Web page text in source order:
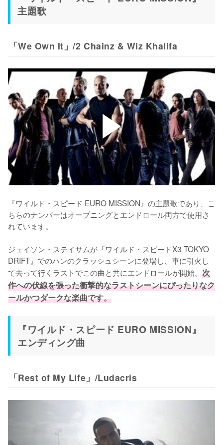
主題歌
「We Own It」/2 Chainz & Wiz Khalifa
『ワイルド・スピード EURO MISSION』の主題歌であり、こ
ちらのナンバーはオープニングとエンドロール両方で使用さ
れています。
ジェイソン・ステイサムが『ワイルド・スピードX3 TOKYO
DRIFT』でのハンのクラッシュシーンに登場し、車に引火し
て去って行くラストでこの曲と共にエンドロールが開始。 次
作への伏線を張った衝撃的なラストシーンにぴったりなク
ールかつダークな楽曲です。
『ワイルド・スピード EURO MISSION』
エンディング曲
「Rest of My Life」/Ludacris